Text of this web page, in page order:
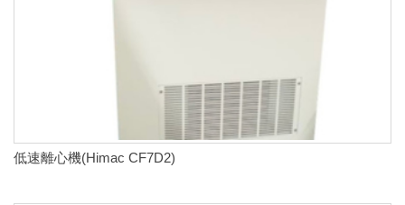
低速離心機(Himac CF7D2)